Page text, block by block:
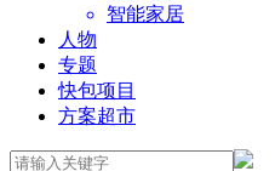
智能家居
人物
专题
快包项目
方案超市